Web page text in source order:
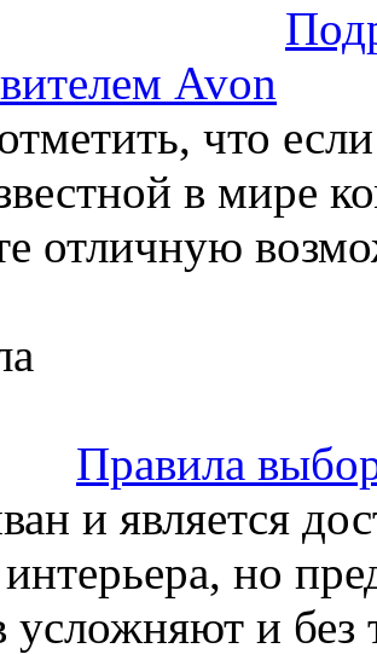
Avon
что
в мире
отличную
Правила
и является
но
усложняют и без